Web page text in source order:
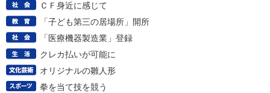
ＣＦ身近に感じて
「子ども第三の居場所」開所
「医療機器製造業」登録
クレカ払いが可能に
オリジナルの雛人形
拳を当て技を競う